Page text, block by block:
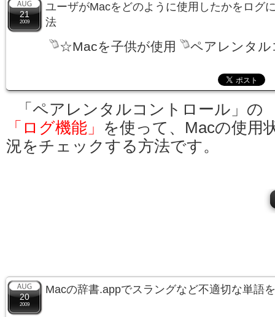
21
2009
ユーザがMacをどのように使用したかをログ
法
☆Macを子供が使用 ペアレンタ
「ペアレンタルコントロール」の
「ログ機能」
を使って、Macの使用
況をチェックする方法です。
20
2009
Macの辞書.appでスラングなど不適切な単語